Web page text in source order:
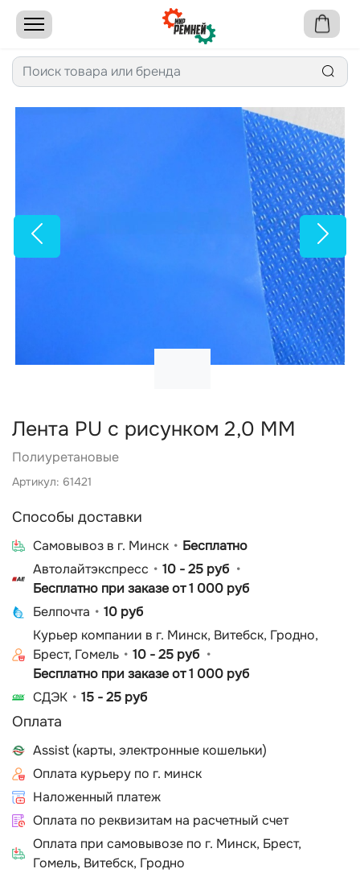
Лента PU с рисунком 2,0 ММ
Полиуретановые
Артикул: 61421
Способы доставки
Cамовывоз в г. Минск
Бесплатно
Автолайтэкспресс
10 - 25 руб
Бесплатно при заказе от 1 000 руб
Белпочта
10 руб
Курьер компании в г. Минск, Витебск, Гродно,
Брест, Гомель
10 - 25 руб
Бесплатно при заказе от 1 000 руб
СДЭК
15 - 25 руб
Оплата
Assist (карты, электронные кошельки)
Оплата курьеру по г. минск
Наложенный платеж
Оплата по реквизитам на расчетный счет
Оплата при самовывозе по г. Минск, Брест,
Гомель, Витебск, Гродно